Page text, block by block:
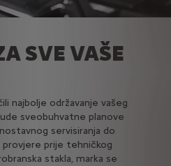
SVE VAŠE
najbolje održavanje vašeg
sveobuhvatne planove
servisiranja do
provjere prije tehničkog
stakla, marka se